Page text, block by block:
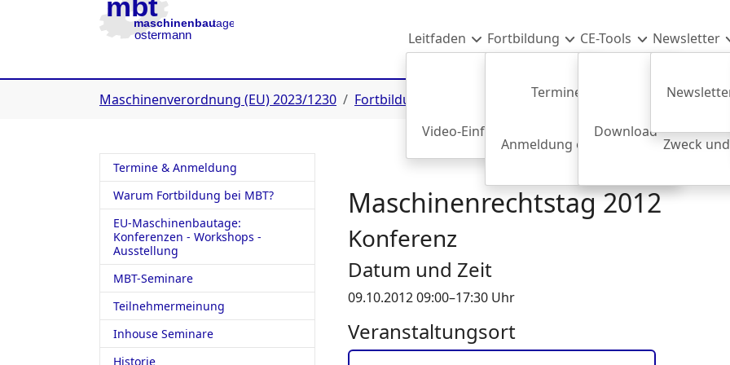
Zur Hauptnavigation
Leitfaden
Video-Einführung
AEU-Vertrag
Fortbildung
Termine & Anmeldung
Anmeldung einer Mitarbeiter*in
CE-Tools
Download
Zweck
Newsletter
Maschinenverordnung (EU) 2023/1230 Fortbildung
Maschinenrechtstag 2012
Konferenz
Datum und Zeit
09.10.2012 09:00–17:30 Uhr
Veranstaltungsort
Termine & Anmeldung
Warum Fortbildung bei MBT?
EU-Maschinenbautage:
Konferenzen - Workshops -
Ausstellung
MBT-Seminare
Teilnehmermeinung
Inhouse Seminare
Historie